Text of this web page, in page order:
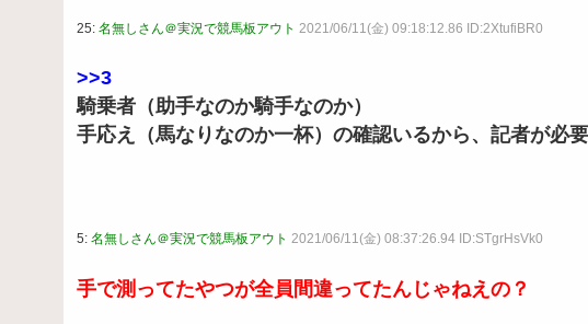
25: 名無しさん＠実況で競馬板アウト 2021/06/11(金) 09:18:12.86 ID:2XtufiBR0
>>3
騎乗者（助手なのか騎手なのか）
手応え（馬なりなのか一杯）の確認いるから、記者が必
5: 名無しさん＠実況で競馬板アウト 2021/06/11(金) 08:37:26.94 ID:STgrHsVk0
手で測ってたやつが全員間違ってたんじゃねえの？